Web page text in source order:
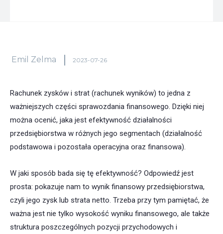
Emil Zelma 2023-07-26
Rachunek zysków i strat (rachunek wyników) to jedna z
ważniejszych części sprawozdania finansowego. Dzięki niej
można ocenić, jaka jest efektywność działalności
przedsiębiorstwa w różnych jego segmentach (działalność
podstawowa i pozostała operacyjna oraz finansowa).
W jaki sposób bada się tę efektywność? Odpowiedź jest
prosta: pokazuje nam to wynik finansowy przedsiębiorstwa,
czyli jego zysk lub strata netto. Trzeba przy tym pamiętać, że
ważna jest nie tylko wysokość wyniku finansowego, ale także
struktura poszczególnych pozycji przychodowych i